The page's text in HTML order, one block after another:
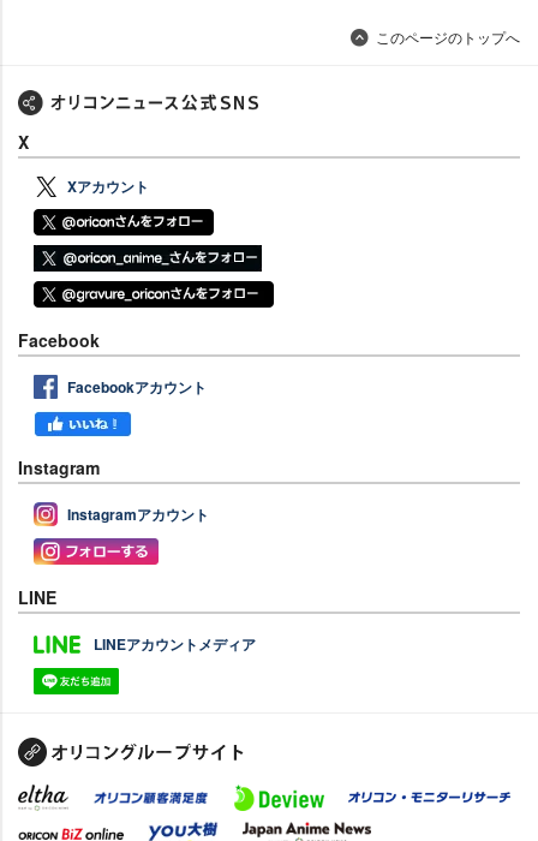
このページのトップへ
X
Xアカウント
Facebook
Facebookアカウント
Instagram
Instagramアカウント
LINE
LINEアカウントメディア